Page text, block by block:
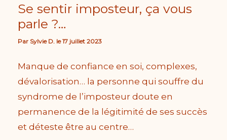
Se sentir imposteur, ça vous
parle ?…
Par Sylvie D. le17 juillet 2023
Manque de confiance en soi, complexes,
dévalorisation… la personne qui souffre du
syndrome de l’imposteur doute en
permanence de la légitimité de ses succès
et déteste être au centre…